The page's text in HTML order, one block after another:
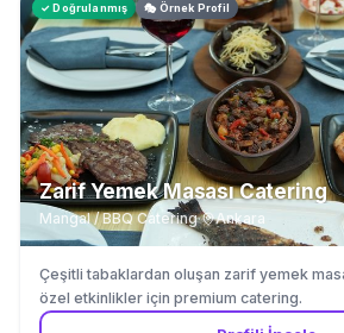
✓ Doğrulanmış 🎭 Örnek Profil
Zarif Yemek Masası Catering
Mangal / BBQ Catering· Ankara
Çeşitli tabaklardan oluşan zarif yemek
özel etkinlikler için premium catering.